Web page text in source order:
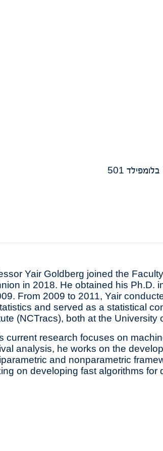
בלומפילד 501
Yair Goldberg joined the
in 2018. He obtained his Ph.D.
From 2009 to 2011, Yair
and served as a statistical
(NCTracs), both at the University
current research focuses on
analysis, he works on the
and nonparametric
on developing fast algorithms for